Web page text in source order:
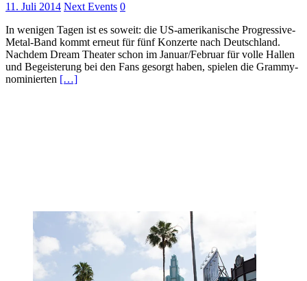
11. Juli 2014 Next Events 0
In wenigen Tagen ist es soweit: die US-amerikanische Progressive-
Metal-Band kommt erneut für fünf Konzerte nach Deutschland.
Nachdem Dream Theater schon im Januar/Februar für volle Hallen
und Begeisterung bei den Fans gesorgt haben, spielen die Grammy-
nominierten […]